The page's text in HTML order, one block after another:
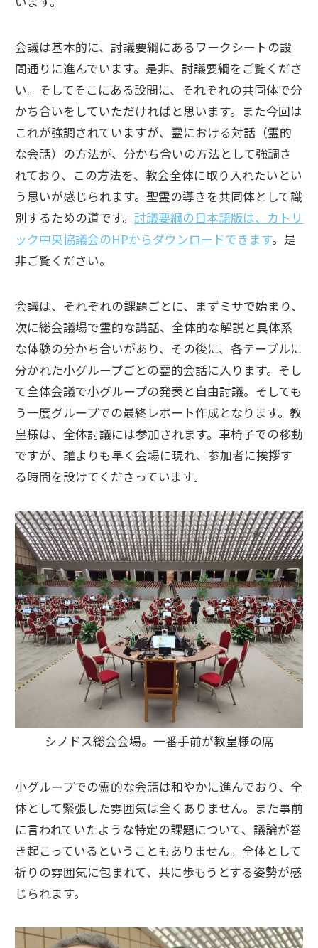
会議は基本的に、討議要綱にあるワークシートの設
問通りに進んでいます。是非、討議要綱をご覧くださ
い。そしてそこにある設問に、それぞれの共同体で分
かち合いをしていただければと思います。また今回は
これが強調されていますが、霊における対話（霊的
な会話）の方法が、分かち合いの方法として強調さ
れており、この方法を、教会全体に取り入れたいとい
う思いが感じられます。聖霊の導きを共同体として識
別するための道です。 討議要綱の日本語版は、カトリ
ック中央協議会のHPからダウンロードできます。是
非ご覧ください。
会議は、それぞれの課題ごとに、まずミサで始まり、
次に総会議場で霊的な講話、全体的な解説と具体系
な体験の分かち合いがあり、その後に、各テーブルに
分かれた小グループごとの霊的会話に入ります。そし
て全体会議で小グループの発表と自由討議。そしても
う一度グループでの最終レポート作成となります。教
皇様は、全体討議には参加されます。車椅子での移動
ですが、誰よりも早く会場に現れ、参加者に挨拶す
る時間を設けてくださっています。
シノドス総会会場。一番手前が教皇様の席
小グループでの霊的な会話は和やかに進んでおり、全
体として緊張した雰囲気は全くありません。また事前
に言われていたような特定の課題について、議論が巻
き起こっているということもありません。全体として
祈りの雰囲気に包まれて、共に歩もうとする姿勢が感
じられます。